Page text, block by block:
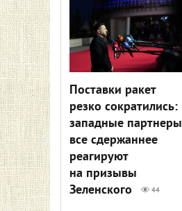
Поставки ракет
резко сократились:
западные партнеры
все сдержаннее
реагируют
на призывы
Зеленского
44